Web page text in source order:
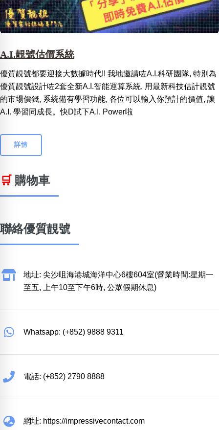
A.I.靚號估價系統
優質靚號都要迎接大數據時代!! 我地邀請咗A.I.科研團隊, 特別為
優質靚號設計咗2套全新A.I.智能運算系統, 用最新科技估計靚號
的市場價錢, 系統備有學習功能, 各位可以輸入你預計的價值, 讓
A.I. 學習同成長。快D試下A.I. Power啦
詳情
🛒 購物車
聯絡優質靚號
地址: 尖沙咀海港城海洋中心6樓604室(營業時間:星期一
至五, 上午10至下午6時, 公眾假期休息)
Whatsapp: (+852) 9888 9311
電話: (+852) 2790 8888
網址: https://impressivecontact.com